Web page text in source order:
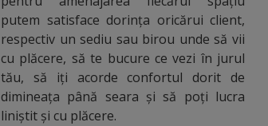
putem satisface dorința oricărui client,
respectiv un sediu sau birou unde să vii
cu plăcere, să te bucure ce vezi în jurul
tău, să iți acorde confortul dorit de
dimineața până seara și să poți lucra
liniștit și cu plăcere.